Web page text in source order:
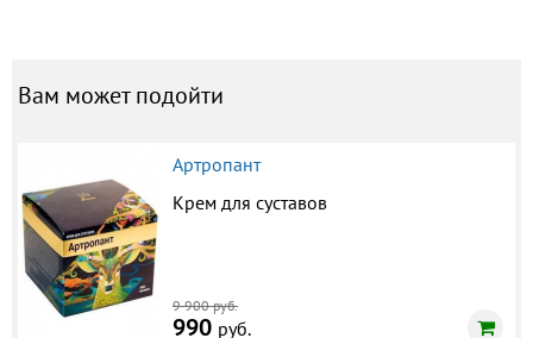
Вам может подойти
Артропант
Крем для суставов
9 900 руб.
990 руб.